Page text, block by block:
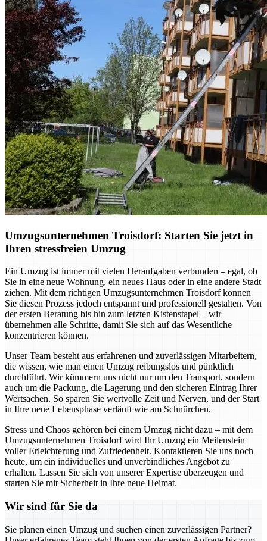
Umzugsunternehmen Troisdorf: Starten Sie jetzt in
Ihren stressfreien Umzug
Ein Umzug ist immer mit vielen Heraufgaben verbunden – egal, ob
Sie in eine neue Wohnung, ein neues Haus oder in eine andere Stadt
ziehen. Mit dem richtigen Umzugsunternehmen Troisdorf können
Sie diesen Prozess jedoch entspannt und professionell gestalten. Von
der ersten Beratung bis hin zum letzten Kistenstapel – wir
übernehmen alle Schritte, damit Sie sich auf das Wesentliche
konzentrieren können.
Unser Team besteht aus erfahrenen und zuverlässigen Mitarbeitern,
die wissen, wie man einen Umzug reibungslos und pünktlich
durchführt. Wir kümmern uns nicht nur um den Transport, sondern
auch um die Packung, die Lagerung und den sicheren Eintrag Ihrer
Wertsachen. So sparen Sie wertvolle Zeit und Nerven, und der Start
in Ihre neue Lebensphase verläuft wie am Schnürchen.
Stress und Chaos gehören bei einem Umzug nicht dazu – mit dem
Umzugsunternehmen Troisdorf wird Ihr Umzug ein Meilenstein
voller Erleichterung und Zufriedenheit. Kontaktieren Sie uns noch
heute, um ein individuelles und unverbindliches Angebot zu
erhalten. Lassen Sie sich von unserer Expertise überzeugen und
starten Sie mit Sicherheit in Ihre neue Heimat.
Wir sind für Sie da
Sie planen einen Umzug und suchen einen zuverlässigen Partner?